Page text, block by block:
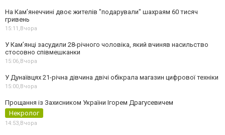
На Камʼянеччині двоє жителів "подарували" шахраям 60 тисяч
гривень
15:11,Вчора
У Камʼянці засудили 28-річного чоловіка, який вчиняв насильство
стосовно співмешканки
15:06,Вчора
У Дунаївцях 21-річна дівчина двічі обікрала магазин цифрової техніки
15:00,Вчора
Прощання із Захисником України Ігорем Драгусевичем
Некролог
14:53,Вчора